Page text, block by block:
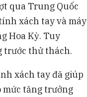
qua Trung Quốc
xách tay và máy
Hoa Kỳ. Tuy
trước thử thách.
xách tay đã giúp
mức tăng trưởng